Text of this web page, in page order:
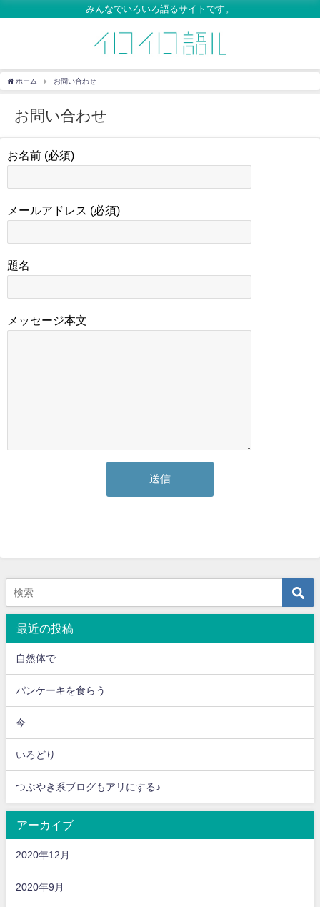
みんなでいろいろ語るサイトです。
ホーム お問い合わせ
お問い合わせ
お名前 (必須)
メールアドレス (必須)
題名
メッセージ本文
最近の投稿
自然体で
パンケーキを食らう
今
いろどり
つぶやき系ブログもアリにする♪
アーカイブ
2020年12月
2020年9月